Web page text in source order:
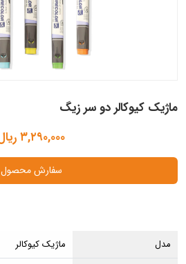
ماژیک کیوکالر دو سر زیگ
۳,۲۹۰,۰۰۰ ریال
سفارش محصول
مدل
ماژیک کیوکالر